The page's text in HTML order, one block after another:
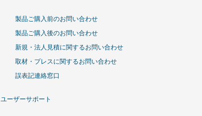
製品ご購入前のお問い合わせ
製品ご購入後のお問い合わせ
新規・法人見積に関するお問い合わせ
取材・プレスに関するお問い合わせ
誤表記連絡窓口
ユーザーサポート